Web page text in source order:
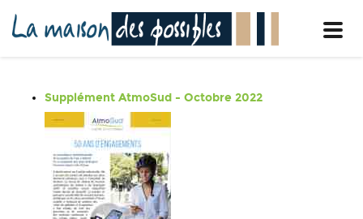
Supplément AtmoSud - Octobre 2022